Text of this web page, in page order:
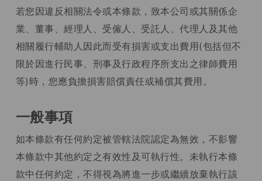
若您因違反相關法令或本條款，致本公司或其關係企
業、董事、經理人、受僱人、受託人、代理人及其他
相關履行輔助人因此而受有損害或支出費用(包括但不
限於因進行民事、刑事及行政程序所支出之律師費用
等)時，您應負擔損害賠償責任或補償其費用。
一般事項
如本條款有任何約定被管轄法院認定為無效，不影響
本條款中其他約定之有效性及可執行性。未執行本條
款中任何約定，不得視為將進一步或繼續放棄執行該